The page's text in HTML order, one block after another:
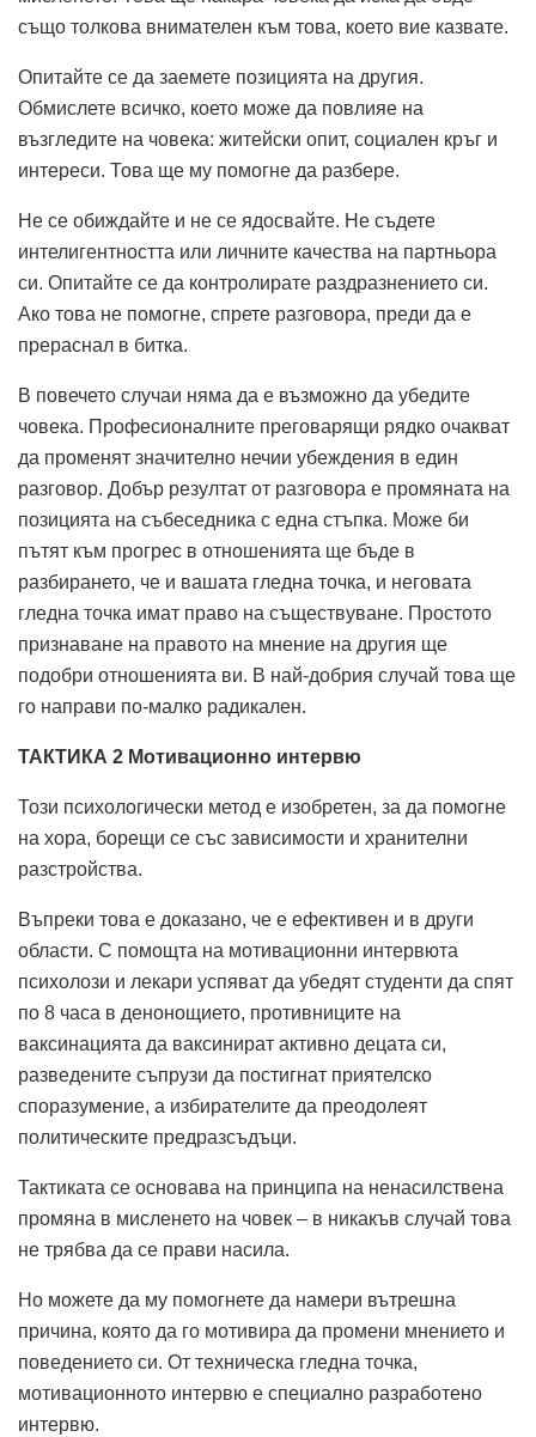
също толкова внимателен към това, което вие казвате.
Опитайте се да заемете позицията на другия.
Обмислете всичко, което може да повлияе на
възгледите на човека: житейски опит, социален кръг и
интереси. Това ще му помогне да разбере.
Не се обиждайте и не се ядосвайте. Не съдете
интелигентността или личните качества на партньора
си. Опитайте се да контролирате раздразнението си.
Ако това не помогне, спрете разговора, преди да е
прераснал в битка.
В повечето случаи няма да е възможно да убедите
човека. Професионалните преговарящи рядко очакват
да променят значително нечии убеждения в един
разговор. Добър резултат от разговора е промяната на
позицията на събеседника с една стъпка. Може би
пътят към прогрес в отношенията ще бъде в
разбирането, че и вашата гледна точка, и неговата
гледна точка имат право на съществуване. Простото
признаване на правото на мнение на другия ще
подобри отношенията ви. В най-добрия случай това ще
го направи по-малко радикален.
ТАКТИКА 2 Мотивационно интервю
Този психологически метод е изобретен, за да помогне
на хора, борещи се със зависимости и хранителни
разстройства.
Въпреки това е доказано, че е ефективен и в други
области. С помощта на мотивационни интервюта
психолози и лекари успяват да убедят студенти да спят
по 8 часа в денонощието, противниците на
ваксинацията да ваксинират активно децата си,
разведените съпрузи да постигнат приятелско
споразумение, а избирателите да преодолеят
политическите предразсъдъци.
Тактиката се основава на принципа на ненасилствена
промяна в мисленето на човек – в никакъв случай това
не трябва да се прави насила.
Но можете да му помогнете да намери вътрешна
причина, която да го мотивира да промени мнението и
поведението си. От техническа гледна точка,
мотивационното интервю е специално разработено
интервю.